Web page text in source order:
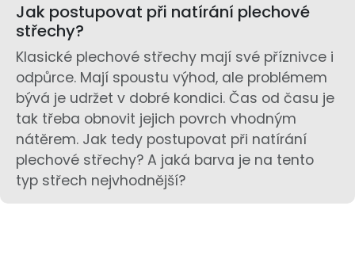
Jak postupovat při natírání plechové
střechy?
Klasické plechové střechy mají své příznivce i
odpůrce. Mají spoustu výhod, ale problémem
bývá je udržet v dobré kondici. Čas od času je
tak třeba obnovit jejich povrch vhodným
nátěrem. Jak tedy postupovat při natírání
plechové střechy? A jaká barva je na tento
typ střech nejvhodnější?